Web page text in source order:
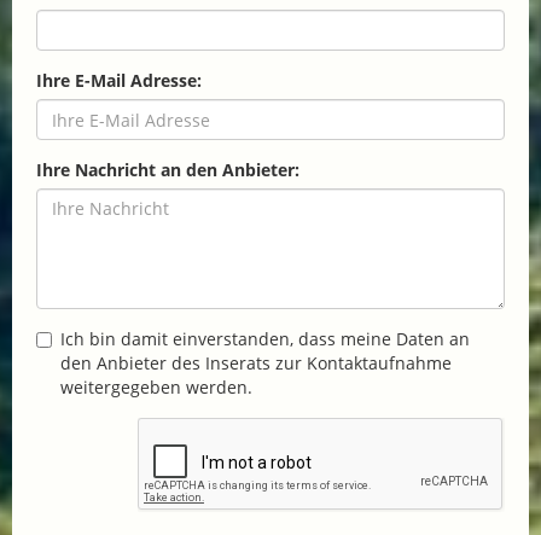
Ihre E-Mail Adresse:
Ihre Nachricht an den Anbieter:
Ich bin damit einverstanden, dass meine Daten an
den Anbieter des Inserats zur Kontaktaufnahme
weitergegeben werden.